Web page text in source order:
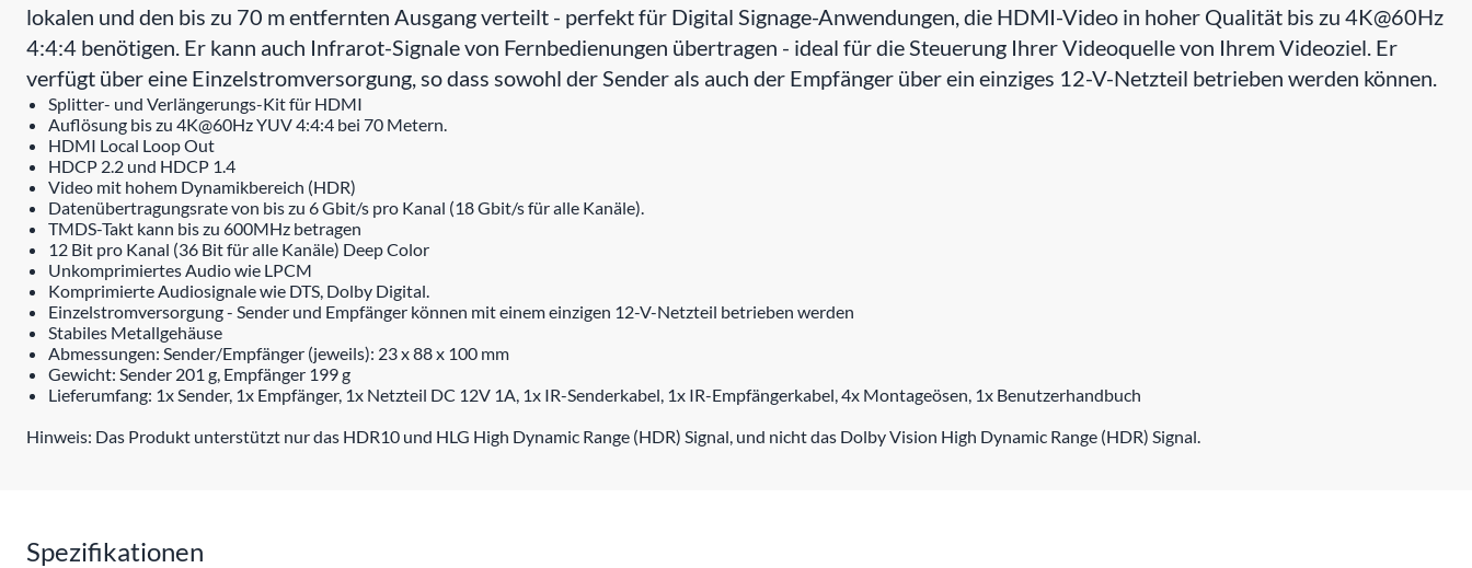
lokalen und den bis zu 70 m entfernten Ausgang verteilt - perfekt für Digital Signage-Anwendungen, die HDMI-Video in hoher Qualität bis zu 4K@60Hz
4:4:4 benötigen. Er kann auch Infrarot-Signale von Fernbedienungen übertragen - ideal für die Steuerung Ihrer Videoquelle von Ihrem Videoziel. Er
verfügt über eine Einzelstromversorgung, so dass sowohl der Sender als auch der Empfänger über ein einziges 12-V-Netzteil betrieben werden können.
Splitter- und Verlängerungs-Kit für HDMI
Auflösung bis zu 4K@60Hz YUV 4:4:4 bei 70 Metern.
HDMI Local Loop Out
HDCP 2.2 und HDCP 1.4
Video mit hohem Dynamikbereich (HDR)
Datenübertragungsrate von bis zu 6 Gbit/s pro Kanal (18 Gbit/s für alle Kanäle).
TMDS-Takt kann bis zu 600MHz betragen
12 Bit pro Kanal (36 Bit für alle Kanäle) Deep Color
Unkomprimiertes Audio wie LPCM
Komprimierte Audiosignale wie DTS, Dolby Digital.
Einzelstromversorgung - Sender und Empfänger können mit einem einzigen 12-V-Netzteil betrieben werden
Stabiles Metallgehäuse
Abmessungen: Sender/Empfänger (jeweils): 23 x 88 x 100 mm
Gewicht: Sender 201 g, Empfänger 199 g
Lieferumfang: 1x Sender, 1x Empfänger, 1x Netzteil DC 12V 1A, 1x IR-Senderkabel, 1x IR-Empfängerkabel, 4x Montageösen, 1x Benutzerhandbuch
Hinweis: Das Produkt unterstützt nur das HDR10 und HLG High Dynamic Range (HDR) Signal, und nicht das Dolby Vision High Dynamic Range (HDR) Signal.
Spezifikationen